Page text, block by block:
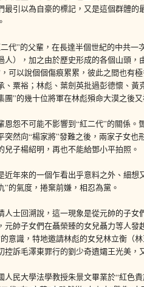
最引以為自豪的標記，又是這個群體
代”的父輩，在長達半個世紀的中共
人），加之由於歷史形成的各個山頭
可以說個個傷痕累累，彼此之間也有
、粟裕；林彪、葉劍英批過彭德懷、
團”的幾十位將軍在林彪殞命大漠之後
恩怨不可能不影響到“紅二代”的關係
突然向“楊家將”發難之後，兩家子女也
兒子楊紹明，再也不能給鄧小平拍照。
近年來的一個乍看出乎意料之外、細想
”的氣度，捲棄前嫌，相忍為黨。
人士回溯說，這一現象是從元帥的子女
元帥子女們在聶榮臻的女兒聶力等人
意識，特地邀請林彪的女兒林立衡（
控訴毛澤東罪行的劉少奇遺孀王光美，
人民大學法學教授朱景文畢業於“紅色